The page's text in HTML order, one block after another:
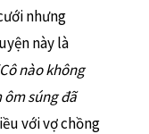
nhưng
này là
nào không
súng đã
với vợ chồng